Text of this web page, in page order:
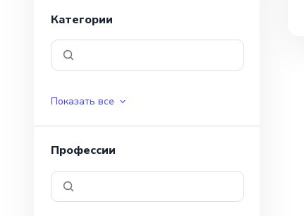
Категории
Показать все
Профессии